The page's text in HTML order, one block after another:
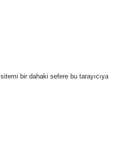
bir dahaki sefere bu tarayıcıya